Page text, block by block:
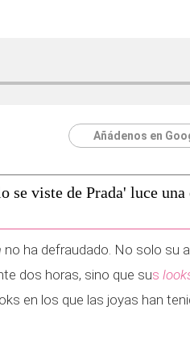
Añádenos en
viste de Prada' luce
no ha defraudado. No solo su
dos horas, sino que sus
en los que las joyas han